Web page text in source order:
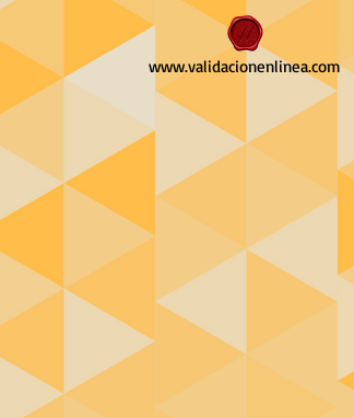
www.validacionenlinea.com